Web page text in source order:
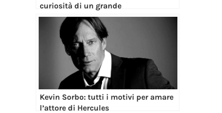
curiosità di un grande
Kevin Sorbo: tutti i motivi per amare
l’attore di Hercules